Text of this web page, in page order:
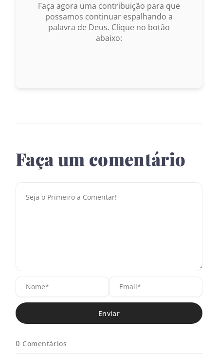
Faça agora uma contribuição para que
possamos continuar espalhando a
palavra de Deus. Clique no botão
abaixo:
Faça um comentário
N
o
m
e
*
E
i
0 Comentários